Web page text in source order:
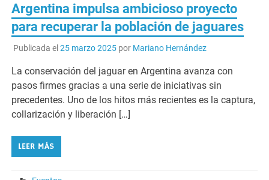
Argentina impulsa ambicioso proyecto
para recuperar la población de jaguares
Publicada el 25 marzo 2025por Mariano Hernández
La conservación del jaguar en Argentina avanza con
pasos firmes gracias a una serie de iniciativas sin
precedentes. Uno de los hitos más recientes es la captura,
collarización y liberación […]
LEER MÁS